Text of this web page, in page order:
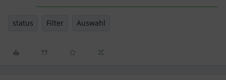
status Filter Auswahl